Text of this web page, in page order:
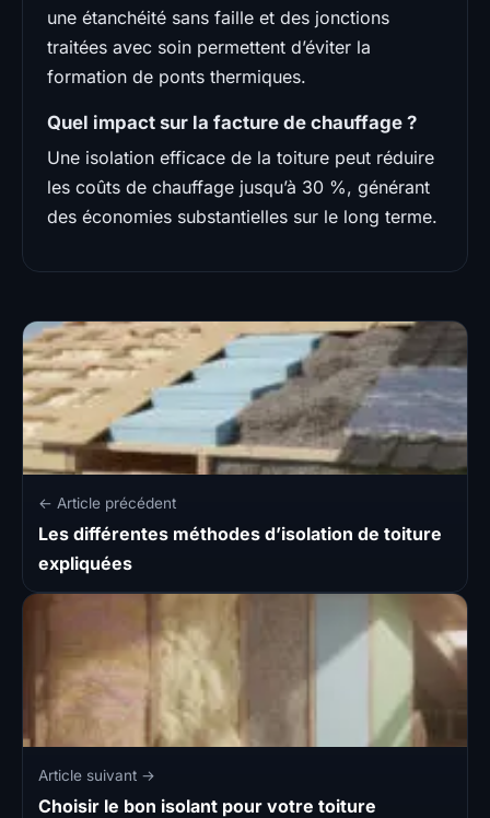
une étanchéité sans faille et des jonctions
traitées avec soin permettent d’éviter la
formation de ponts thermiques.
Quel impact sur la facture de chauffage ?
Une isolation efficace de la toiture peut réduire
les coûts de chauffage jusqu’à 30 %, générant
des économies substantielles sur le long terme.
← Article précédent
Les différentes méthodes d’isolation de toiture
expliquées
Article suivant →
Choisir le bon isolant pour votre toiture